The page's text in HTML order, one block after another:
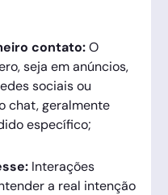
contato:O
seja em anúncios,
sociais ou
chat, geralmente
específico;
Interações
a real intenção